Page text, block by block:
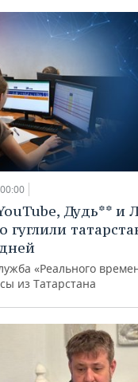
Дудь** и
гуглили
«Реального
из Татарстана